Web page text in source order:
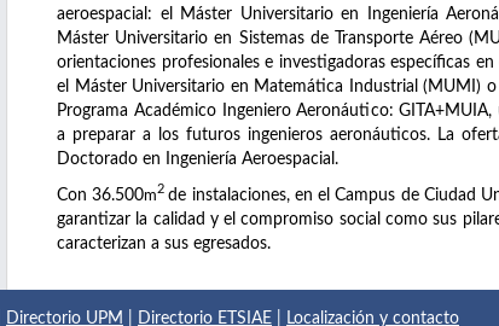
aeroespacial: el Máster Universitario en Ingeniería
Máster Universitario en Sistemas de Transporte Aéreo
orientaciones profesionales e investigadoras específicas
el Máster Universitario en Matemática Industrial (MUMI)
Programa Académico Ingeniero Aeronáutico:
a preparar a los futuros ingenieros aeronáuticos. La
Doctorado en Ingeniería Aeroespacial.
Con 36.500m2 de instalaciones, en el Campus de Ciudad
garantizar la calidad y el compromiso social como sus
caracterizan a sus egresados.
Directorio UPM Directorio ETSIAE Localización y contacto